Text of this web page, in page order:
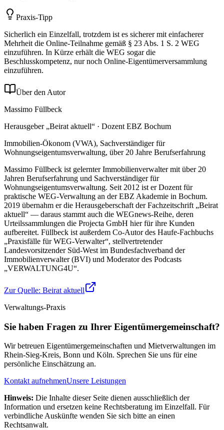
Praxis-Tipp
Sicherlich ein Einzelfall, trotzdem ist es sicherer mit einfacherer
Mehrheit die Online-Teilnahme gemäß § 23 Abs. 1 S. 2 WEG
einzuführen. In Kürze erhält die WEG sogar die
Beschlusskompetenz, nur noch Online-Eigentümerversammlung
einzuführen.
Über den Autor
Massimo Füllbeck
Herausgeber „Beirat aktuell“ · Dozent EBZ Bochum
Immobilien-Ökonom (VWA), Sachverständiger für
Wohnungseigentumsverwaltung, über 20 Jahre Berufserfahrung
Massimo Füllbeck ist gelernter Immobilienverwalter mit über 20
Jahren Berufserfahrung und Sachverständiger für
Wohnungseigentumsverwaltung. Seit 2012 ist er Dozent für
praktische WEG-Verwaltung an der EBZ Akademie in Bochum.
2019 übernahm er die Herausgeberschaft der Fachzeitschrift „Beirat
aktuell“ — daraus stammt auch die WEGnews-Reihe, deren
Urteilssammlungen die Projecta GmbH hier für ihre Kunden
aufbereitet. Füllbeck ist außerdem Co-Autor des Haufe-Fachbuchs
„Praxisfälle für WEG-Verwalter“, stellvertretender
Landesvorsitzender Süd-West im Bundesfachverband der
Immobilienverwalter (BVI) und Moderator des Podcasts
„VERWALTUNG4U“.
Zur Quelle: Beirat aktuell
Verwaltungs-Praxis
Sie haben Fragen zu Ihrer Eigentümergemeinschaft?
Wir betreuen Eigentümergemeinschaften und Mietverwaltungen im
Rhein-Sieg-Kreis, Bonn und Köln. Sprechen Sie uns für eine
persönliche Einschätzung an.
Kontakt aufnehmenUnsere Leistungen
Hinweis: Die Inhalte dieser Seite dienen ausschließlich der
Information und ersetzen keine Rechtsberatung im Einzelfall. Für
verbindliche Auskünfte wenden Sie sich bitte an einen
Rechtsanwalt.